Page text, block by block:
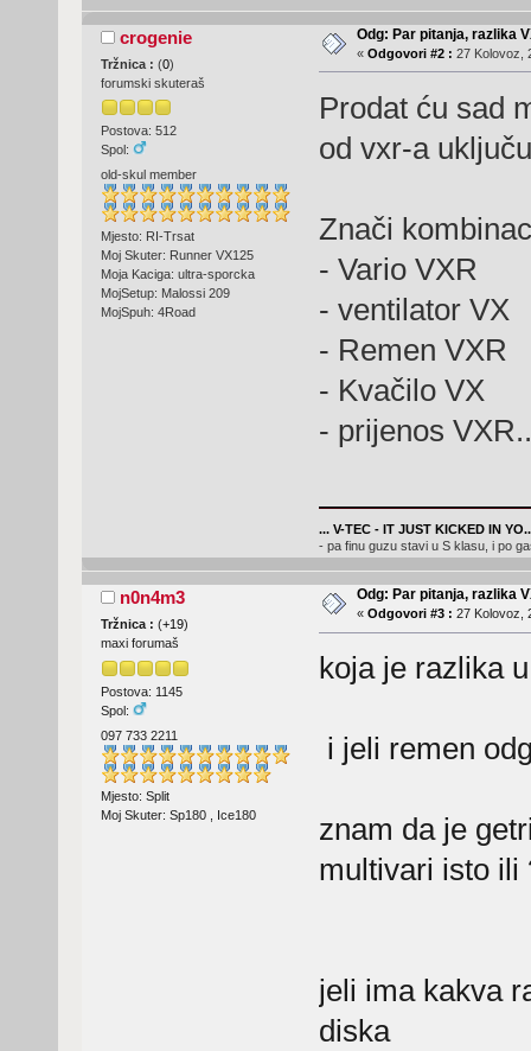
crogenie
Tržnica : (0)
forumski skuteraš
Postova: 512
Spol:
old-skul member
Mjesto: RI-Trsat
Moj Skuter: Runner VX125
Moja Kaciga: ultra-sporcka
MojSetup: Malossi 209
MojSpuh: 4Road
Odg: Par pitanja, razlika
« Odgovori #2 : 27 Kolovoz,
Prodat ću sad
od vxr-a
Znači
- Vario VXR
- ventilator VX
- Remen VXR
- Kvačilo VX
- prijenos VXR..
... V-TEC - IT JUST KICKED IN
- pa finu guzu stavi u S klasu, i po
n0n4m3
Tržnica : (+19)
maxi forumaš
Postova: 1145
Spol:
097 733 2211
Mjesto: Split
Moj Skuter: Sp180 , Ice180
Odg: Par pitanja, razlika
« Odgovori #3 : 27 Kolovoz,
koja je razlika
i jeli remen
znam da je
multivari isto ili
jeli ima kakva
diska